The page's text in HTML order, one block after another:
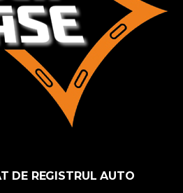
DE REGISTRUL AUTO